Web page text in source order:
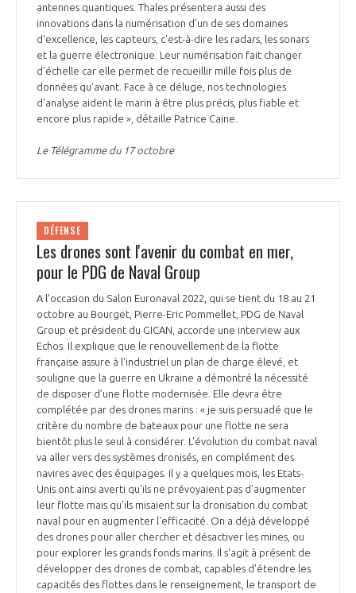
antennes quantiques. Thales présentera aussi des
innovations dans la numérisation d'un de ses domaines
d'excellence, les capteurs, c'est-à-dire les radars, les sonars
et la guerre électronique. Leur numérisation fait changer
d'échelle car elle permet de recueillir mille fois plus de
données qu'avant. Face à ce déluge, nos technologies
d'analyse aident le marin à être plus précis, plus fiable et
encore plus rapide », détaille Patrice Caine.
Le Télégramme du 17 octobre
DÉFENSE
Les drones sont l'avenir du combat en mer,
pour le PDG de Naval Group
A l’occasion du Salon Euronaval 2022, qui se tient du 18 au 21
octobre au Bourget, Pierre-Eric Pommellet, PDG de Naval
Group et président du GICAN, accorde une interview aux
Echos. Il explique que le renouvellement de la flotte
française assure à l'industriel un plan de charge élevé, et
souligne que la guerre en Ukraine a démontré la nécessité
de disposer d’une flotte modernisée. Elle devra être
complétée par des drones marins : « je suis persuadé que le
critère du nombre de bateaux pour une flotte ne sera
bientôt plus le seul à considérer. L'évolution du combat naval
va aller vers des systèmes dronisés, en complément des
navires avec des équipages. Il y a quelques mois, les Etats-
Unis ont ainsi averti qu'ils ne prévoyaient pas d'augmenter
leur flotte mais qu'ils misaient sur la dronisation du combat
naval pour en augmenter l'efficacité. On a déjà développé
des drones pour aller chercher et désactiver les mines, ou
pour explorer les grands fonds marins. Il s'agit à présent de
développer des drones de combat, capables d'étendre les
capacités des flottes dans le renseignement, le transport de